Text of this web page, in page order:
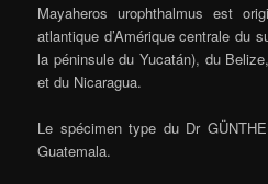
Mayaheros urophthalmus est
atlantique d’Amérique centrale du
la péninsule du Yucatán), du
et du Nicaragua.
Le spécimen type du Dr
Guatemala.